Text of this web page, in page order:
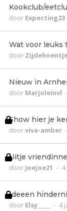
Kookclub/
door Expecting23
Wat voor leuks
door
Nieuw in
door Marjoleinvl -
Show hier je
doorviva-amber -
Uitje
door Joejoe21 -
Ideeen
door Elsy_____ - 4